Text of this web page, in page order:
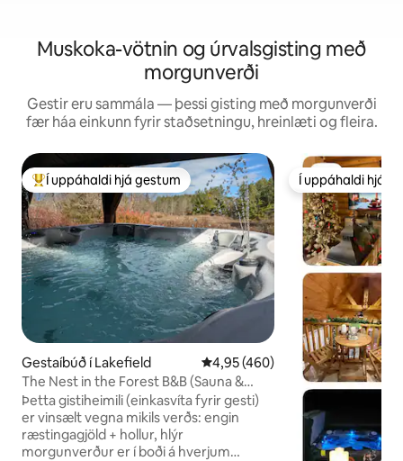
Muskoka-vötnin og úrvalsgisting með
morgunverði
Gestir eru sammála — þessi gisting með morgunverði
fær háa einkunn fyrir staðsetningu, hreinlæti og fleira.
Í mestu uppáhaldi hjá gestum
Í uppáhaldi hjá gestum
Gestaíbúð í Lakefield 4,95 af 5 í meðaleinkunn, 460
4,95 (460)
The Nest in the Forest B&B (Sauna &
Hot-tub incl.)
Þetta gistiheimili (einkasvíta fyrir gesti)
er vinsælt vegna mikils verðs: engin
ræstingagjöld + hollur, hlýr
morgunverður er í boði á hverjum
Í uppáhaldi hjá
Í uppáhaldi hjá